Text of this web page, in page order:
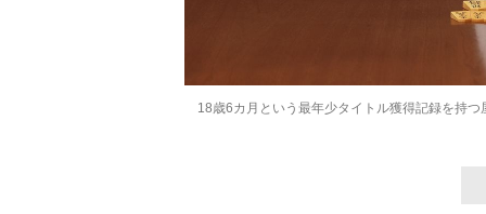
18歳6カ月という最年少タイトル獲得記録を持